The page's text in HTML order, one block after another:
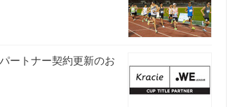
ートナー契約更新のお